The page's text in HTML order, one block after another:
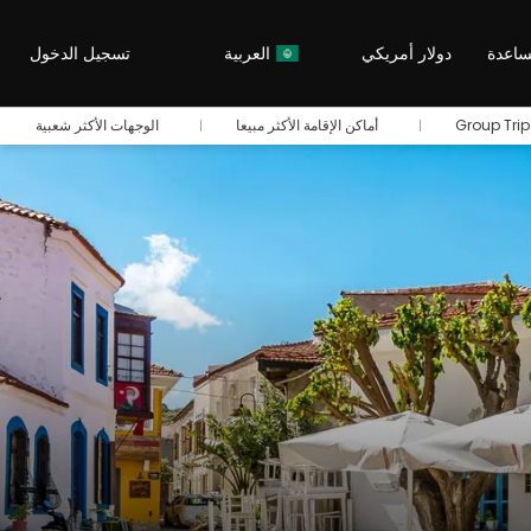
دولار أمريكي العربية تسجيل الدخول
Group أماكن الإقامة الأكثر مبيعا الوجهات الأكثر شعبية